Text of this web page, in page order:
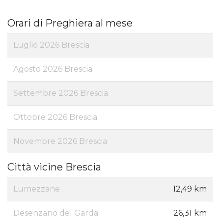
Orari di Preghiera al mese
Luglio 2026 Brescia
Agosto 2026 Brescia
Settembre 2026 Brescia
Ottobre 2026 Brescia
Novembre 2026 Brescia
Città vicine Brescia
Lumezzane 12,49 km
Desenzano del Garda 26,31 km